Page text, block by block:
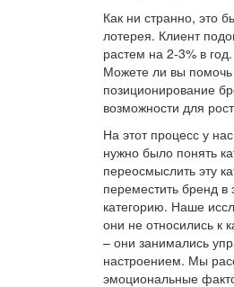
Как ни странно, это
лотерея. Клиент
растем на 2-3% в
Можете ли вы
позиционирование
возможности для
На этот процесс у
нужно было понять
переосмыслить эту
переместить бренд
категорию. Наше
они не относились к
– они занимались
настроением. Мы
эмоциональные